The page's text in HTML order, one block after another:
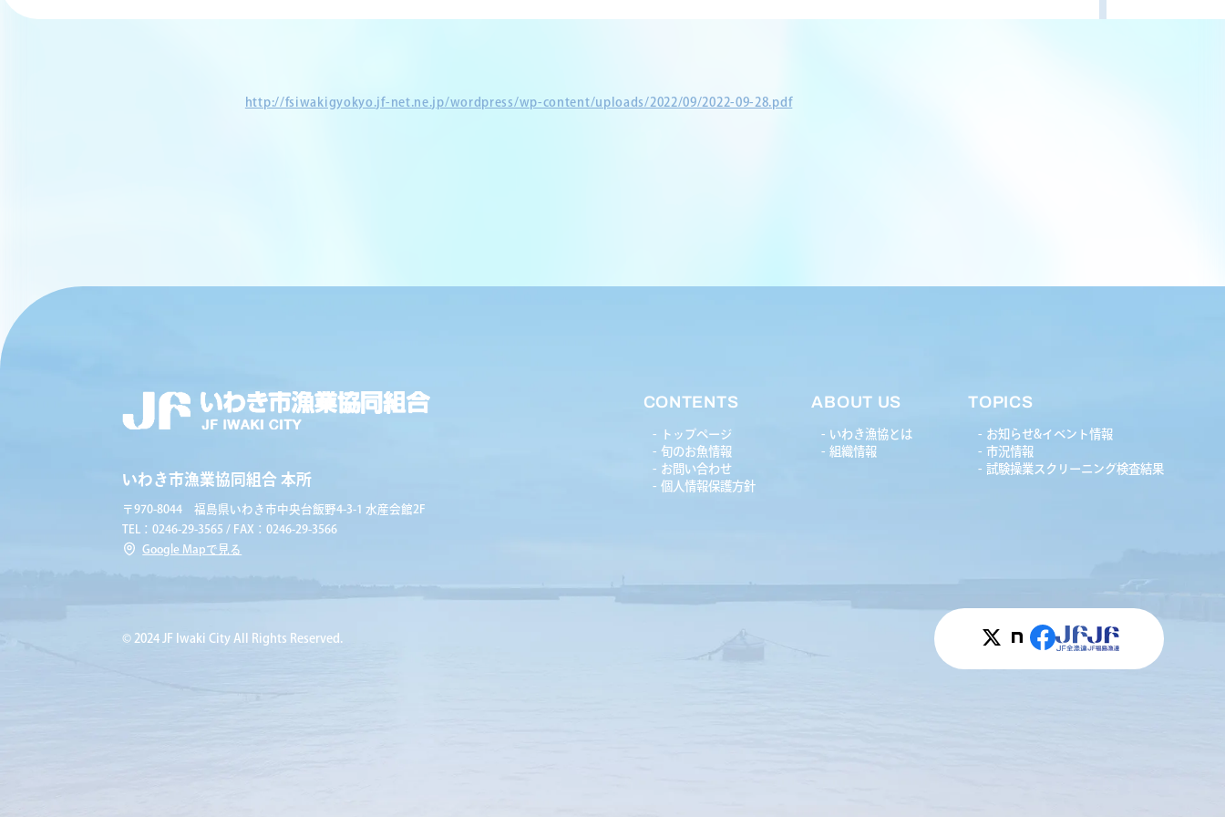
http://fsiwakigyokyo.jf-net.ne.jp/wordpress/wp-content/uploads/2022/09/2022-09-28.pdf
いわき市漁業協同組合 本所
〒970-8044 福島県いわき市中央台飯野4-3-1 水産会館2F
TEL：0246-29-3565 / FAX：0246-29-3566
Google Mapで見る
CONTENTS
トップページ
旬のお魚情報
お問い合わせ
個人情報保護方針
ABOUT US
いわき漁協とは
組織情報
TOPICS
お知らせ&イベント情報
市況情報
試験操業スクリーニング検査結果
© 2024 JF Iwaki City All Rights Reserved.